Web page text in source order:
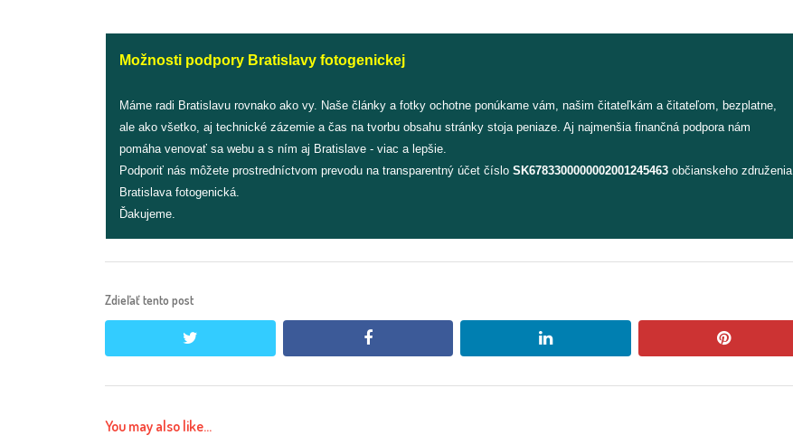
Možnosti podpory Bratislavy fotogenickej
Máme radi Bratislavu rovnako ako vy. Naše články a fotky ochotne ponúkame vám, našim čitateľkám a čitateľom, bezplatne,
ale ako všetko, aj technické zázemie a čas na tvorbu obsahu stránky stoja peniaze. Aj najmenšia finančná podpora nám
pomáha venovať sa webu a s ním aj Bratislave - viac a lepšie.
Podporiť nás môžete prostredníctvom prevodu na transparentný účet číslo SK6783300000002001245463 občianskeho združenia
Bratislava fotogenická.
Ďakujeme.
Zdieľať tento post
twitter facebook linkedin pinterest
You may also like...